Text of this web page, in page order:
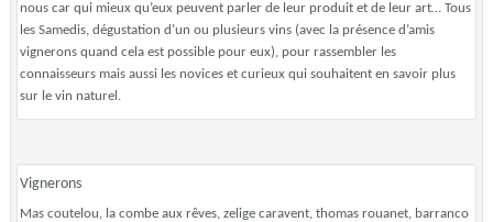
nous car qui mieux qu’eux peuvent parler de leur produit et de leur art… Tous
les Samedis, dégustation d’un ou plusieurs vins (avec la présence d’amis
vignerons quand cela est possible pour eux), pour rassembler les
connaisseurs mais aussi les novices et curieux qui souhaitent en savoir plus
sur le vin naturel.
Vignerons
Mas coutelou, la combe aux rêves, zelige caravent, thomas rouanet, barranco